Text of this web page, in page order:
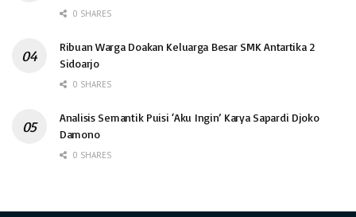
0 SHARES
Ribuan Warga Doakan Keluarga Besar SMK Antartika 2
Sidoarjo
0 SHARES
Analisis Semantik Puisi ‘Aku Ingin’ Karya Sapardi Djoko
Damono
0 SHARES